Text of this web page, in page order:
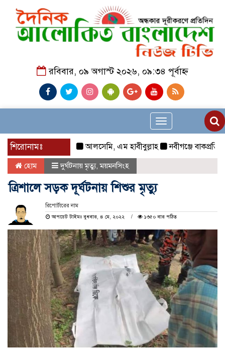
রবিবার, ০৯ অগাস্ট ২০২৬, ০৯:৩৪ পূর্বাহ্ন
Toggle
navigation
শিরোনামঃ আলসেমি, এম হাবীবুল্লাহ নবীগঞ্জে বাকপ্রতিবন্ধী
হোম দুর্ঘটনায় মৃত্যু,ময়মনসিংহ
ত্রিশা‌লে সড়ক দূর্ঘটনায় শিশুর মৃত্যু
রিপোর্টারের নাম
আপডেট টাইমঃ বুধবার, ৪ মে, ২০২২
১৩৫০ বার পঠিত